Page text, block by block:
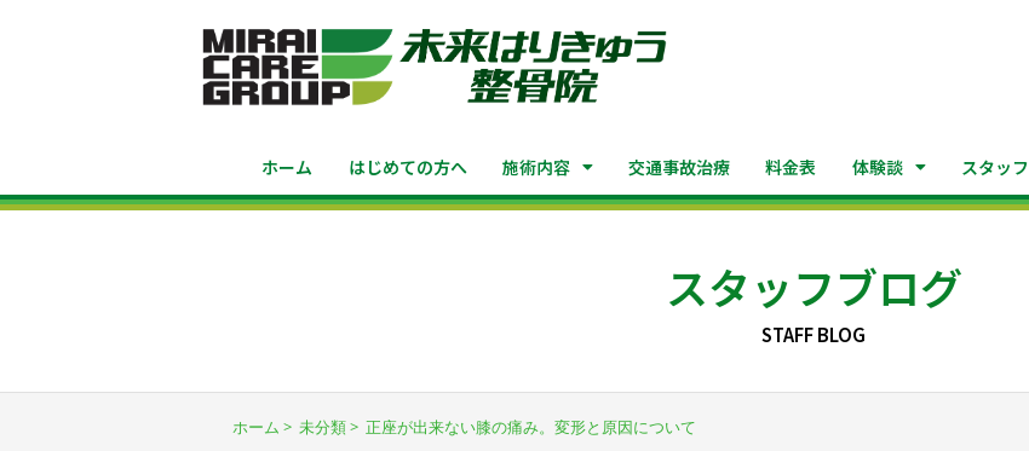
ホーム はじめての方へ 施術内容 交通事故治療 料金表 体験談 スタッフ
スタッフブログ
STAFF BLOG
ホーム 未分類 正座が出来ない膝の痛み。変形と原因について